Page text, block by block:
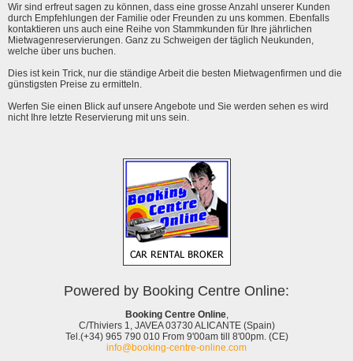
Wir sind erfreut sagen zu können, dass eine grosse Anzahl unserer Kunden
durch Empfehlungen der Familie oder Freunden zu uns kommen. Ebenfalls
kontaktieren uns auch eine Reihe von Stammkunden für Ihre jährlichen
Mietwagenreservierungen. Ganz zu Schweigen der täglich Neukunden,
welche über uns buchen.
Dies ist kein Trick, nur die ständige Arbeit die besten Mietwagenfirmen und die
günstigsten Preise zu ermitteln.
Werfen Sie einen Blick auf unsere Angebote und Sie werden sehen es wird
nicht Ihre letzte Reservierung mit uns sein.
Powered by Booking Centre Online:
Booking Centre Online,
C/Thiviers 1, JAVEA 03730 ALICANTE (Spain)
Tel.(+34) 965 790 010 From 9'00am till 8'00pm. (CE)
info@booking-centre-online.com